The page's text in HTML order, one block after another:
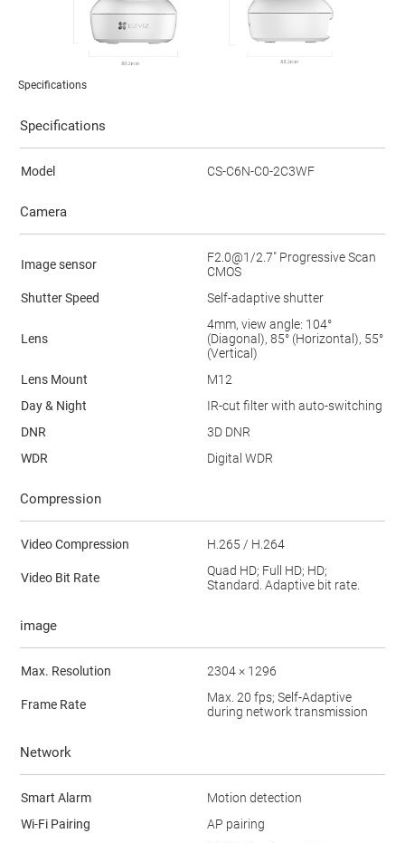
Specifications
Specifications
Model CS-C6N-C0-2C3WF
Camera
Image sensor
F2.0@1/2.7" Progressive Scan
CMOS
Shutter Speed
Self-adaptive shutter
Lens
4mm, view angle: 104°
(Diagonal), 85° (Horizontal), 55°
(Vertical)
Lens Mount
M12
Day & Night
IR-cut filter with auto-switching
DNR
3D DNR
WDR
Digital WDR
Compression
Video Compression H.265 / H.264
Video Bit Rate
Quad HD; Full HD; HD;
Standard. Adaptive bit rate.
image
Max. Resolution 2304 × 1296
Frame Rate
Max. 20 fps; Self-Adaptive
during network transmission
Network
Smart Alarm
Motion detection
Wi-Fi Pairing
AP pairing